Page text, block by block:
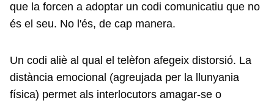
que la forcen a adoptar un codi comunicatiu que no
és el seu. No l'és, de cap manera.
Un codi aliè al qual el telèfon afegeix distorsió. La
distància emocional (agreujada per la llunyania
física) permet als interlocutors amagar-se o